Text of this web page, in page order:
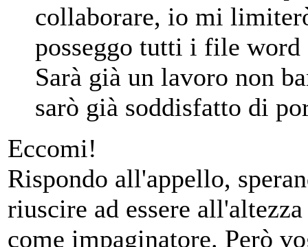
collaborare, io mi
posseggo tutti i file word
Sarà già un lavoro non
sarò già soddisfatto di
Eccomi!
Rispondo all'appello,
riuscire ad essere
come impaginatore. Però